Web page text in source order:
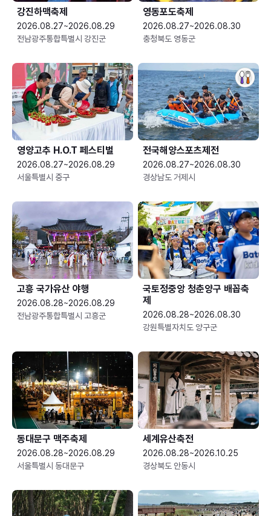
강진하맥축제
2026.08.27~2026.08.29
전남광주통합특별시 강진군
영동포도축제
2026.08.27~2026.08.30
충청북도 영동군
영양고추 H.O.T 페스티벌
2026.08.27~2026.08.29
서울특별시 중구
전국해양스포츠제전
2026.08.27~2026.08.30
경상남도 거제시
고흥 국가유산 야행
2026.08.28~2026.08.29
전남광주통합특별시 고흥군
국토정중앙 청춘양구 배꼽축
제
2026.08.28~2026.08.30
강원특별자치도 양구군
동대문구 맥주축제
2026.08.28~2026.08.29
서울특별시 동대문구
세계유산축전
2026.08.28~2026.10.25
경상북도 안동시